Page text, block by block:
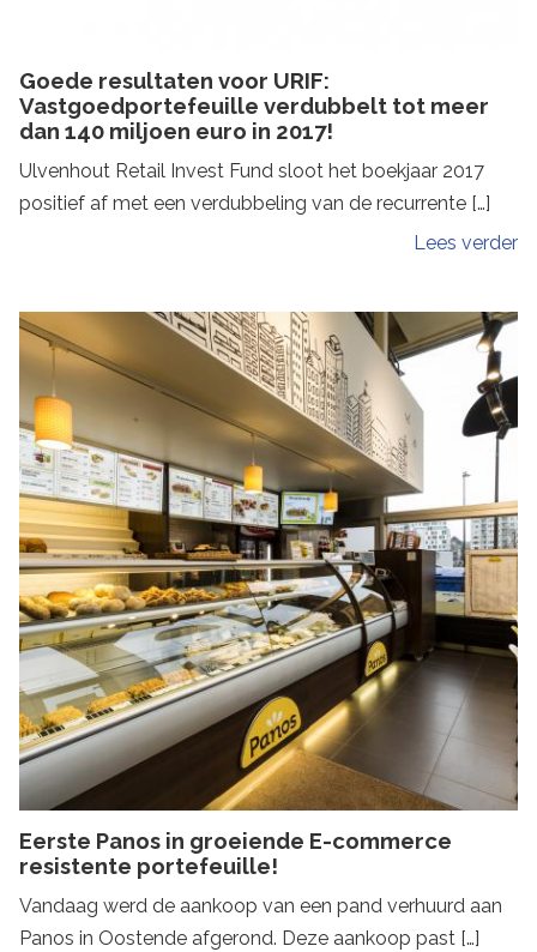
Goede resultaten voor URIF:
Vastgoedportefeuille verdubbelt tot meer
dan 140 miljoen euro in 2017!
Ulvenhout Retail Invest Fund sloot het boekjaar 2017
positief af met een verdubbeling van de recurrente […]
Lees verder
Eerste Panos in groeiende E-commerce
resistente portefeuille!
Vandaag werd de aankoop van een pand verhuurd aan
Panos in Oostende afgerond. Deze aankoop past […]